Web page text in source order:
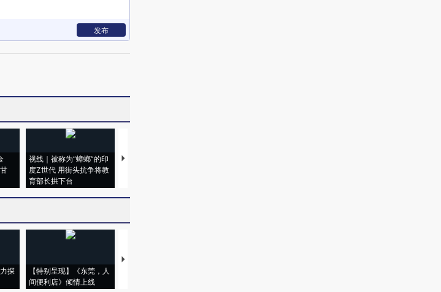
发布
视线｜被称为“蟑螂”的印
度Z世代 用街头抗争将教
育部长拱下台
视线｜“入侵”还是“人道危
探
【特别呈现】《东莞，人
间便利店》倾情上线
【推广】走进第四届链博